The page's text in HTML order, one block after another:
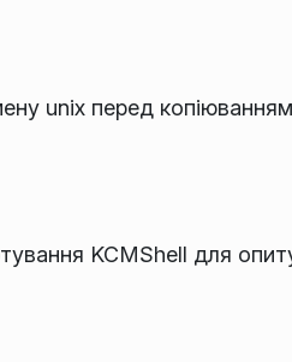
unix перед
KCMShell для